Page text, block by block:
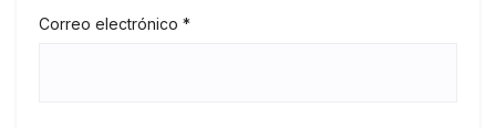
Correo electrónico *